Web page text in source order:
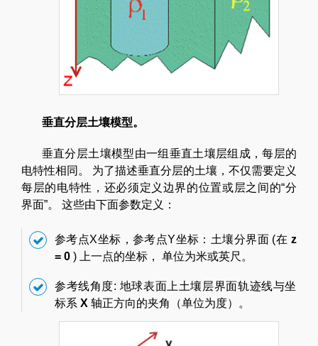
垂直分层土壤模型。
垂直分层土壤模型由一组垂直土壤层组成，每层的
电特性相同。 为了描述垂直分层的土壤，不仅需要定义
每层的电特性，还必须定义边界的位置或层之间的“分
界面”。 这些由下面参数定义：
参考点X坐标，参考点Y坐标：土壤分界面 (在 z
= 0 ) 上一点的坐标， 单位为米或英尺。
参考线角度: 地球表面上土壤层界面轨迹线与坐
标系 X 轴正方向的夹角（单位为度）。